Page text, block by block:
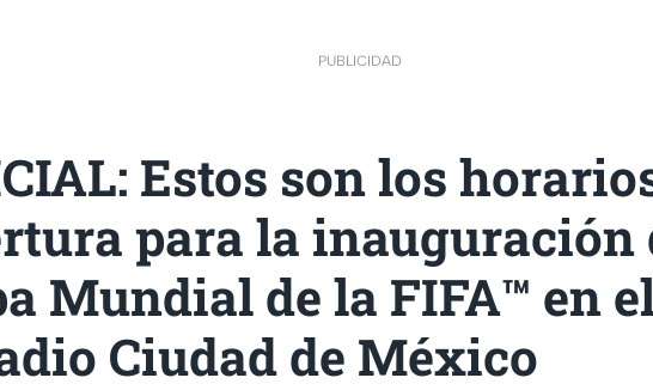
PUBLICIDAD
Estos son los
para la inauguración
Mundial de la FIFA™️ en
Ciudad de México